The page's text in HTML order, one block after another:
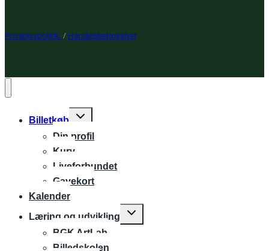
Privatlivspolitik / Handelsbetingelser
Billetkøb
Expand
menu
Din profil
Kurv
Liveforbundet
Gavekort
Kalender
Læring og udvikling
Expand
child
BGK ArtLab
Billedskolen